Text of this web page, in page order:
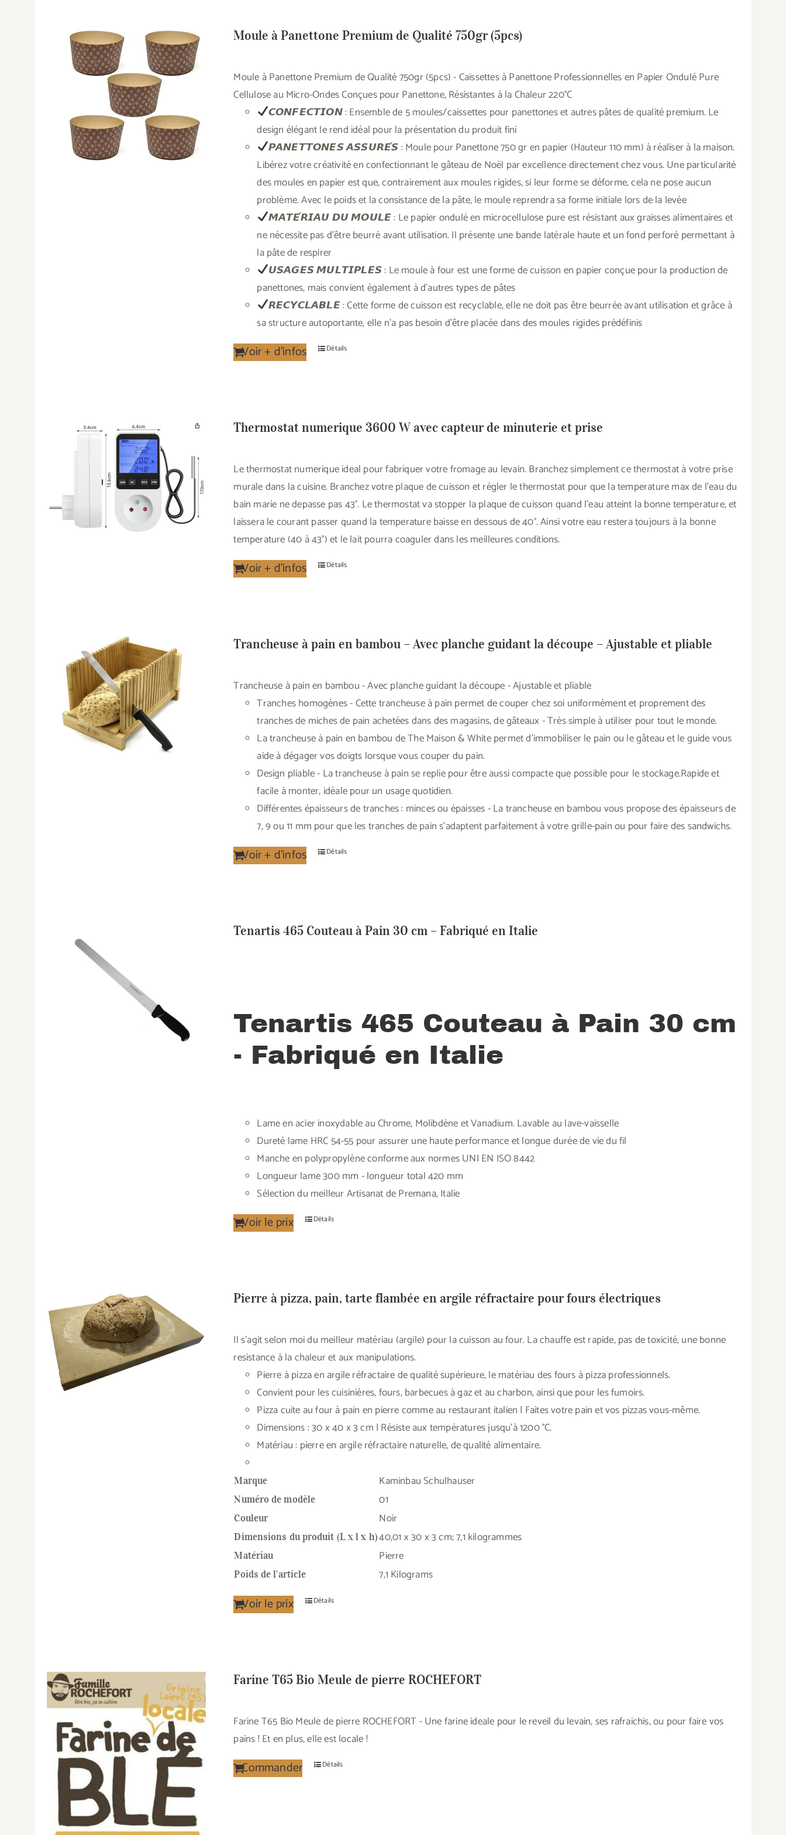
Moule à Panettone Premium de Qualité 750gr (5pcs)
Moule à Panettone Premium de Qualité 750gr (5pcs) - Caissettes à Panettone Professionnelles en Papier Ondulé Pure
Cellulose au Micro-Ondes Conçues pour Panettone, Résistantes à la Chaleur 220°C
𝘾𝙊𝙉𝙁𝙀𝘾𝙏𝙄𝙊𝙉 : Ensemble de 5 moules/caissettes pour panettones et autres pâtes de qualité premium. Le
design élégant le rend idéal pour la présentation du produit fini
𝙋𝘼𝙉𝙀𝙏𝙏𝙊𝙉𝙀𝙎 𝘼𝙎𝙎𝙐𝙍𝙀́𝙎 : Moule pour Panettone 750 gr en papier (Hauteur 110 mm) à réaliser à la maison.
Libérez votre créativité en confectionnant le gâteau de Noël par excellence directement chez vous. Une particularité
des moules en papier est que, contrairement aux moules rigides, si leur forme se déforme, cela ne pose aucun
problème. Avec le poids et la consistance de la pâte, le moule reprendra sa forme initiale lors de la levée
𝙈𝘼𝙏𝙀́𝙍𝙄𝘼𝙐 𝘿𝙐 𝙈𝙊𝙐𝙇𝙀 : Le papier ondulé en microcellulose pure est résistant aux graisses alimentaires et
ne nécessite pas d'être beurré avant utilisation. Il présente une bande latérale haute et un fond perforé permettant à
la pâte de respirer
𝙐𝙎𝘼𝙂𝙀𝙎 𝙈𝙐𝙇𝙏𝙄𝙋𝙇𝙀𝙎 : Le moule à four est une forme de cuisson en papier conçue pour la production de
panettones, mais convient également à d'autres types de pâtes
𝙍𝙀𝘾𝙔𝘾𝙇𝘼𝘽𝙇𝙀 : Cette forme de cuisson est recyclable, elle ne doit pas être beurrée avant utilisation et grâce à
sa structure autoportante, elle n'a pas besoin d'être placée dans des moules rigides prédéfinis
Voir + d'infos Détails
Thermostat numerique 3600 W avec capteur de minuterie et prise
Le thermostat numerique ideal pour fabriquer votre fromage au levain. Branchez simplement ce thermostat à votre prise
murale dans la cuisine. Branchez votre plaque de cuisson et régler le thermostat pour que la temperature max de l'eau du
bain marie ne depasse pas 43°. Le thermostat va stopper la plaque de cuisson quand l'eau atteint la bonne temperature, et
laissera le courant passer quand la temperature baisse en dessous de 40°. Ainsi votre eau restera toujours à la bonne
temperature (40 à 43°) et le lait pourra coaguler dans les meilleures conditions.
Voir + d'infos Détails
Trancheuse à pain en bambou – Avec planche guidant la découpe – Ajustable et pliable
Trancheuse à pain en bambou - Avec planche guidant la découpe - Ajustable et pliable
Tranches homogènes - Cette trancheuse à pain permet de couper chez soi uniformément et proprement des
tranches de miches de pain achetées dans des magasins, de gâteaux - Très simple à utiliser pour tout le monde.
La trancheuse à pain en bambou de The Maison & White permet d'immobiliser le pain ou le gâteau et le guide vous
aide à dégager vos doigts lorsque vous couper du pain.
Design pliable - La trancheuse à pain se replie pour être aussi compacte que possible pour le stockage.Rapide et
facile à monter, idéale pour un usage quotidien.
Différentes épaisseurs de tranches : minces ou épaisses - La trancheuse en bambou vous propose des épaisseurs de
7, 9 ou 11 mm pour que les tranches de pain s'adaptent parfaitement à votre grille-pain ou pour faire des sandwichs.
Voir + d'infos Détails
Tenartis 465 Couteau à Pain 30 cm – Fabriqué en Italie
Tenartis 465 Couteau à Pain 30 cm
- Fabriqué en Italie
Lame en acier inoxydable au Chrome, Molibdène et Vanadium. Lavable au lave-vaisselle
Dureté lame HRC 54-55 pour assurer une haute performance et longue durée de vie du fil
Manche en polypropylène conforme aux normes UNI EN ISO 8442
Longueur lame 300 mm - longueur total 420 mm
Sélection du meilleur Artisanat de Premana, Italie
Voir le prix Détails
Pierre à pizza, pain, tarte flambée en argile réfractaire pour fours électriques
Il s'agit selon moi du meilleur matériau (argile) pour la cuisson au four. La chauffe est rapide, pas de toxicité, une bonne
resistance à la chaleur et aux manipulations.
Pierre à pizza en argile réfractaire de qualité supérieure, le matériau des fours à pizza professionnels.
Convient pour les cuisinières, fours, barbecues à gaz et au charbon, ainsi que pour les fumoirs.
Pizza cuite au four à pain en pierre comme au restaurant italien | Faites votre pain et vos pizzas vous-même.
Dimensions : 30 x 40 x 3 cm | Résiste aux températures jusqu'à 1200 °C.
Matériau : pierre en argile réfractaire naturelle, de qualité alimentaire.
Marque ‎Kaminbau Schulhauser
Numéro de modèle ‎01
Couleur ‎Noir
Dimensions du produit (L x l x h)‎40,01 x 30 x 3 cm; 7,1 kilogrammes
Matériau ‎Pierre
Poids de l'article ‎7,1 Kilograms
Voir le prix Détails
Farine T65 Bio Meule de pierre ROCHEFORT
Farine T65 Bio Meule de pierre ROCHEFORT - Une farine ideale pour le reveil du levain, ses rafraichis, ou pour faire vos
pains ! Et en plus, elle est locale !
Commander Détails